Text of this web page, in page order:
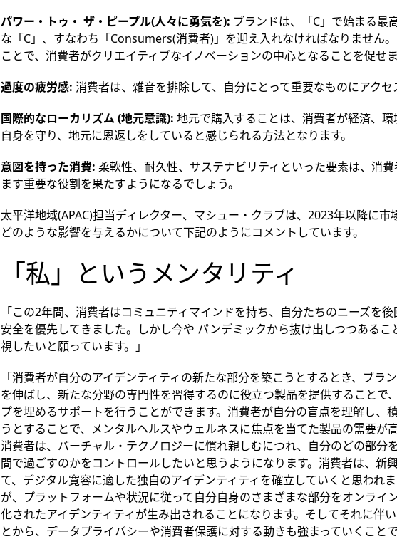
パワー・トゥ・ ザ・ピープル(人々に勇気を): ブランドは、「C」で始まる最
な「C」、すなわち「Consumers(消費者)」を迎え入れなければなりません
ことで、消費者がクリエイティブなイノベーションの中心となることを促せま
過度の疲労感: 消費者は、雑音を排除して、自分にとって重要なものにアクセ
国際的なローカリズム (地元意識): 地元で購入することは、消費者が経済、
自身を守り、地元に恩返しをしていると感じられる方法となります。
意図を持った消費: 柔軟性、耐久性、サステナビリティといった要素は、消
ます重要な役割を果たすようになるでしょう。
太平洋地域(APAC)担当ディレクター、マシュー・クラブは、2023年以降に市
どのような影響を与えるかについて下記のようにコメントしています。
「私」というメンタリティ
「この2年間、消費者はコミュニティマインドを持ち、自分たちのニーズを
安全を優先してきました。しかし今や パンデミックから抜け出しつつあるこ
視したいと願っています。」
「消費者が自分のアイデンティティの新たな部分を築こうとするとき、ブラ
を伸ばし、新たな分野の専門性を習得するのに役立つ製品を提供することで
プを埋めるサポートを行うことができます。消費者が自分の盲点を理解し、
うとすることで、メンタルヘルスやウェルネスに焦点を当てた製品の需要が
消費者は、バーチャル・テクノロジーに慣れ親しむにつれ、自分のどの部分
間で過ごすのかをコントロールしたいと思うようになります。消費者は、新
て、デジタル寛容に適した独自のアイデンティティを確立していくと思われ
が、プラットフォームや状況に従って自分自身のさまざまな部分をオンライ
化されたアイデンティティが生み出されることになります。そしてそれに伴
とから、データプライバシーや消費者保護に対する動きも強まっていくことで